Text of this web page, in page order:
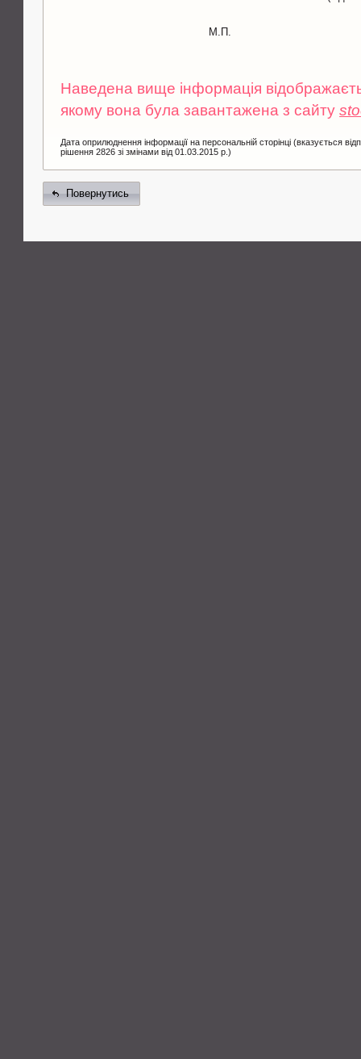
М.П.
Наведена вище інформація
якому вона була завантажена з сайту
Дата оприлюднення інформації на персональній сторінці (вказується
рішення 2826 зі змінами від 01.03.2015 р.)
Повернутись